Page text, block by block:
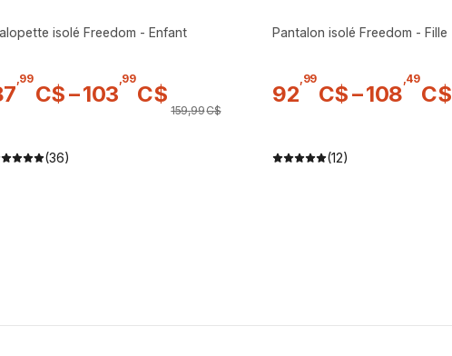
isolé Freedom - Enfant
99
C$–103
99
C$
159,99C$
(36)
Pantalon isolé Freedom - Fille
92
99
C$–108
49
C$
(12)